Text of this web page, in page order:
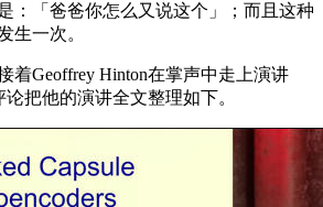
：「爸爸你怎么又说这个」；而且这种
生一次。
Geoffrey Hinton在掌声中走上演讲
把他的演讲全文整理如下。